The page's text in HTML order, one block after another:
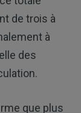
de trois à
à
des
que plus